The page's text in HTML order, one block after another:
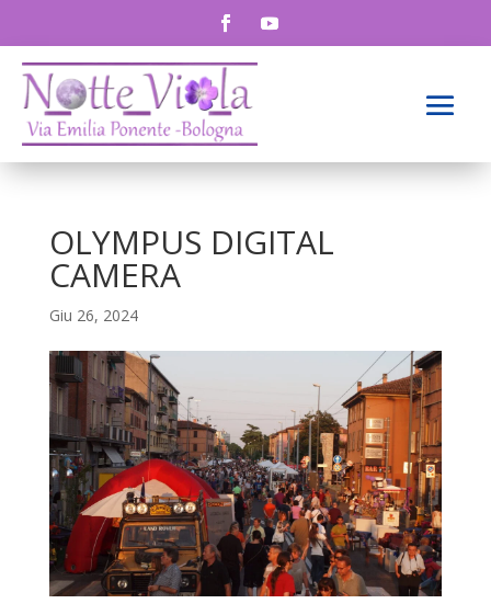
OLYMPUS DIGITAL
CAMERA
Giu 26, 2024